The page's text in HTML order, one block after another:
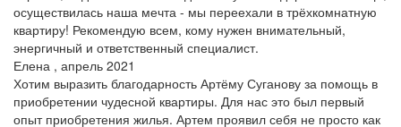
осуществилась наша мечта - мы переехали в трёхкомнатную
квартиру! Рекомендую всем, кому нужен внимательный,
энергичный и ответственный специалист.
Елена , апрель 2021
Хотим выразить благодарность Артёму Суганову за помощь в
приобретении чудесной квартиры. Для нас это был первый
опыт приобретения жилья. Артем проявил себя не просто как